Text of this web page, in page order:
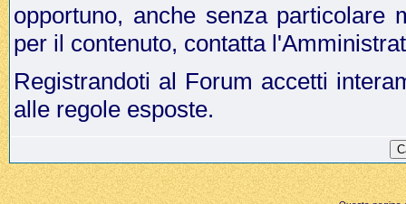
opportuno, anche senza particolare
per il contenuto, contatta
Registrandoti al Forum accetti
alle regole esposte.